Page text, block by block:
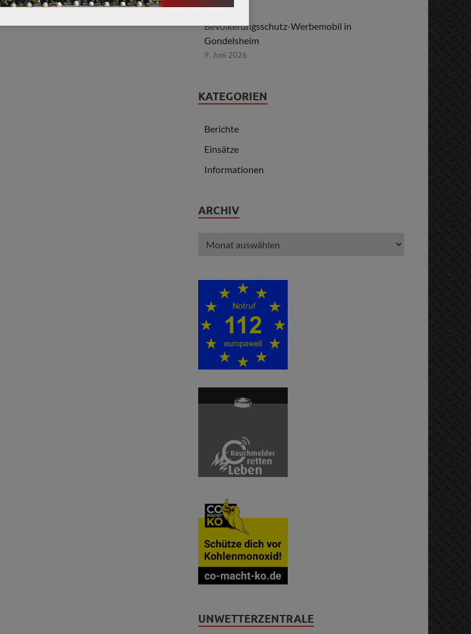
9. Juni 2026
Bevölkerungsschutz-Werbemobil in
Gondelsheim
9. Juni 2026
KATEGORIEN
Berichte
Einsätze
Informationen
ARCHIV
UNWETTERZENTRALE